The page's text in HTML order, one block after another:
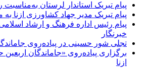
پیام تبریک استاندار لرستان به‌مناسبت
پیام تبریک مدیر جهاد کشاورزی ازنا
پیام رئیس اداره فرهنگ و ارشاد
خبرنگار
تجلی شور حسینی در پیاده‌روی
برگزاری پیاده‌روی «جاماندگان
ازنا